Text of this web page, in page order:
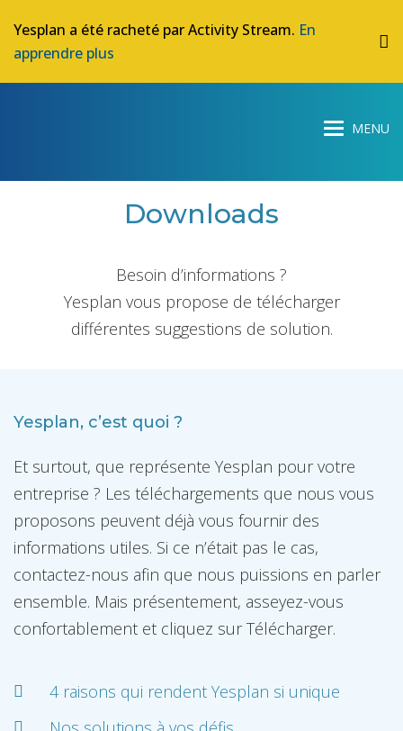
Yesplan a été racheté par Activity Stream. En
apprendre plus
Downloads
Besoin d’informations ?
Yesplan vous propose de télécharger
différentes suggestions de solution.
Yesplan, c’est quoi ?
Et surtout, que représente Yesplan pour votre
entreprise ? Les téléchargements que nous vous
proposons peuvent déjà vous fournir des
informations utiles. Si ce n’était pas le cas,
contactez-nous afin que nous puissions en parler
ensemble. Mais présentement, asseyez-vous
confortablement et cliquez sur Télécharger.
4 raisons qui rendent Yesplan si unique